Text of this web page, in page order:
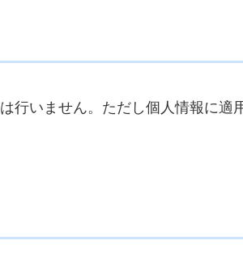
行いません。ただし個人情報に